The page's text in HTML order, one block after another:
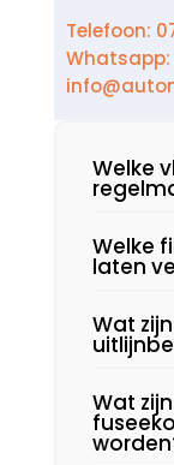
Telefoon:
Whatsapp:
Welke
Welke
laten
Wat
Wat